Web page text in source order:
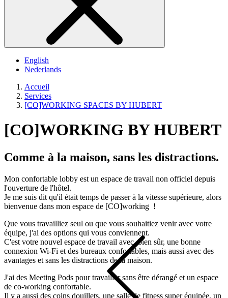
English
Nederlands
Accueil
Services
[CO]WORKING SPACES BY HUBERT
[CO]WORKING BY HUBERT
Comme à la maison, sans les distractions.
Mon confortable lobby est un espace de travail non officiel depuis
l'ouverture de l'hôtel.
Je me suis dit qu'il était temps de passer à la vitesse supérieure, alors
bienvenue dans mon espace de [CO]working !
Que vous travailliez seul ou que vous souhaitiez venir avec votre
équipe, j'ai des options qui vous conviennent.
C'est votre nouvel espace de travail avec, bien sûr, une bonne
connexion Wi-Fi et des bureaux confortables, mais aussi avec des
avantages et sans les distractions de la maison.
J'ai des Meeting Pods pour travailler sans être dérangé et un espace
de co-working confortable.
Il y a aussi des coins douillets, une salle de fitness super équipée, un